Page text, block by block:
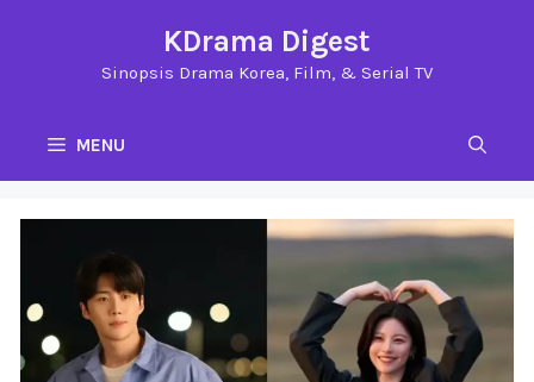
KDrama Digest
Sinopsis Drama Korea, Film, & Serial TV
MENU